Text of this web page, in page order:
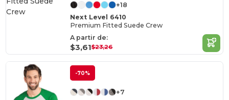
+18
Next Level 6410
Premium Fitted Suede Crew
A partir de:
$3,61$23,26
-70%
+7